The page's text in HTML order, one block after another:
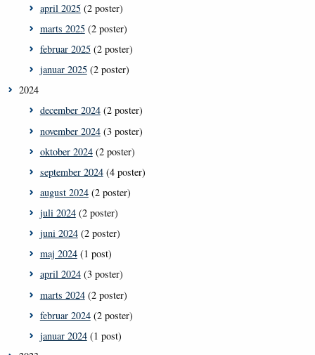
april 2025(2 poster)
marts 2025(2 poster)
februar 2025(2 poster)
januar 2025(2 poster)
2024
december 2024(2 poster)
november 2024(3 poster)
oktober 2024(2 poster)
september 2024(4 poster)
august 2024(2 poster)
juli 2024(2 poster)
juni 2024(2 poster)
maj 2024(1 post)
april 2024(3 poster)
marts 2024(2 poster)
februar 2024(2 poster)
januar 2024(1 post)